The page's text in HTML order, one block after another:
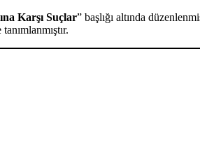
Karşı Suçlar” başlığı altında